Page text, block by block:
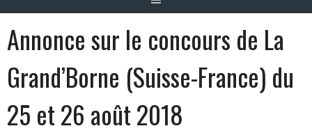
Annonce sur le concours de La
Grand’Borne (Suisse-France) du
25 et 26 août 2018